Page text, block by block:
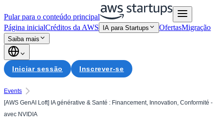
Pular para o conteúdo principal
Página inicialCréditos da AWS IA para Startups OfertasMigração
Saiba mais
Iniciar sessão Inscrever-se
Events
[AWS GenAI Loft] IA générative & Santé : Financement, Innovation, Conformité -
avec NVIDIA